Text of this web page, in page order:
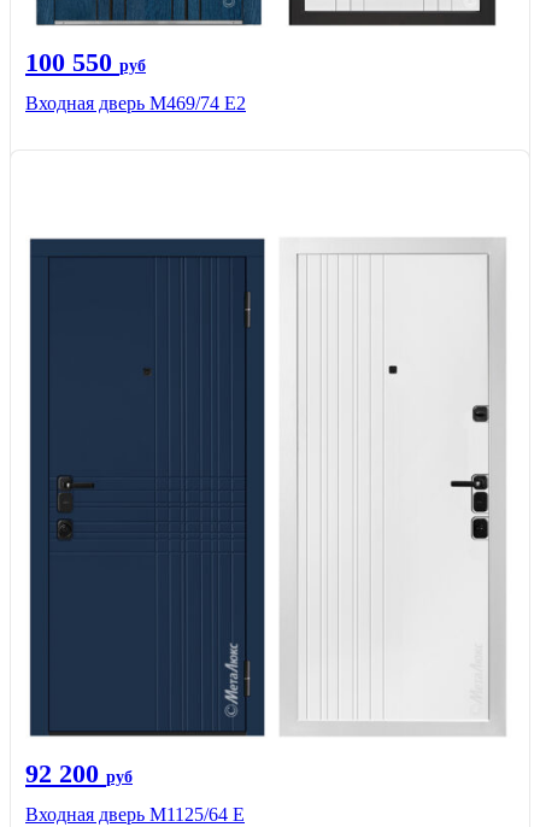
100 550 руб
Входная дверь М469/74 Е2
92 200 руб
Входная дверь М1125/64 Е